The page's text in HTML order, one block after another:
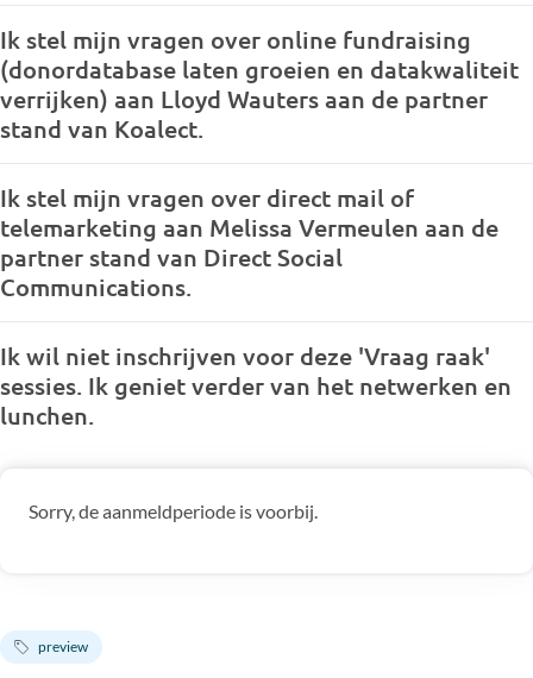
Ik stel mijn vragen over online fundraising
(donordatabase laten groeien en datakwaliteit
verrijken) aan Lloyd Wauters aan de partner
stand van Koalect.
Ik stel mijn vragen over direct mail of
telemarketing aan Melissa Vermeulen aan de
partner stand van Direct Social
Communications.
Ik wil niet inschrijven voor deze 'Vraag raak'
sessies. Ik geniet verder van het netwerken en
lunchen.
Sorry, de aanmeldperiode is voorbij.
preview